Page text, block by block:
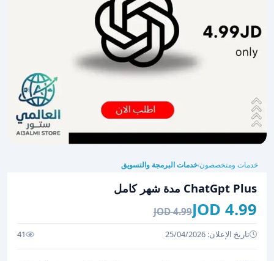
خدمات ومتخصصون›خدمات البرمجة والتسويق
ChatGpt Plus مدة شهر كامل
4.99 JOD
4.99 JOD
تاريخ الإعلان: 25/04/2026 41